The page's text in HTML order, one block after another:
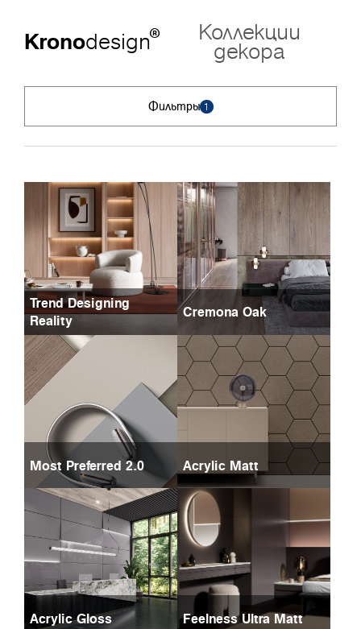
Kronodesign® Коллекции
декора
Фильтры 1
Trend Designing
Reality
Cremona Oak
Most Preferred 2.0 Acrylic Matt
Acrylic Gloss Feelness Ultra Matt